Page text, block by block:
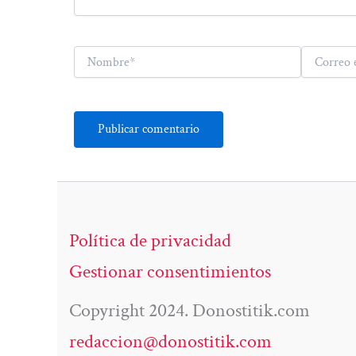
Nombre*
Correo
electrónico*
Política de privacidad
Gestionar consentimientos
Copyright 2024. Donostitik.com
redaccion@donostitik.com